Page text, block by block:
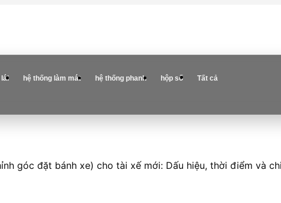
lái hệ thống làm mát hệ thống phanh hộp số Tất cả
góc đặt bánh xe) cho tài xế mới: Dấu hiệu, thời điểm và